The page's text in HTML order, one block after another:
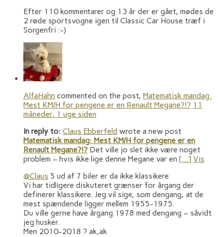
Efter 110 kommentarer og 13 år der er gået, mødes de
2 røde sportsvogne igen til Classic Car House træf i
Sorgenfri :-)
AlfaHahn commented on the post, Matematisk mandag:
Mest KM/H for pengene er en Renault Megane?!? 11
måneder, 1 uge siden
In reply to: Claus Ebberfeld wrote a new post
Matematisk mandag: Mest KM/H for pengene er en
Renault Megane?!? Det ville jo slet ikke være noget
problem – hvis ikke lige denne Megane var en […] Vis
@Claus 5 ud af 7 biler er da ikke klassikere.
Vi har tidligere diskuteret grænser for årgang der
definerer klassikere. Jeg vil sige, som dengang, at de
mest spændende ligger mellem 1955-1975.
Du ville gerne have årgang 1978 med dengang – såvidt
jeg husker.
Men 2010-2018 ? ak,ak